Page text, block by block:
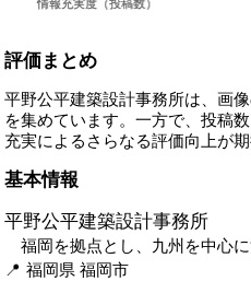
評価まとめ
平野公平建築設計事務所は、画
を集めています。一方で、投稿
充実によるさらなる評価向上が期
基本情報
平野公平建築設計事務所
福岡を拠点とし、九州を中心に
福岡県 福岡市